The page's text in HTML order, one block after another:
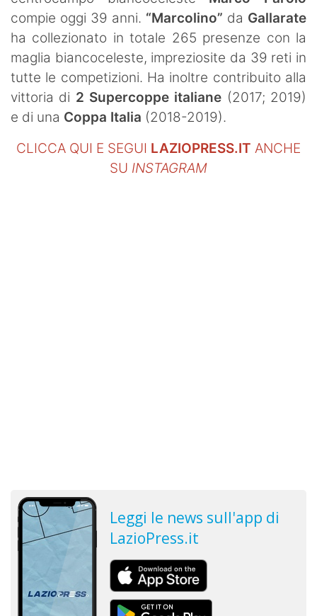
SHOP LAZIO
Contatti
compie oggi 39 anni. “Marcolino” da Gallarate
ha collezionato in totale 265 presenze con la
maglia biancoceleste, impreziosite da 39 reti in
tutte le competizioni. Ha inoltre contribuito alla
vittoria di 2 Supercoppe italiane (2017; 2019)
e di una Coppa Italia (2018-2019).
CLICCA QUI E SEGUI LAZIOPRESS.IT ANCHE
SU INSTAGRAM